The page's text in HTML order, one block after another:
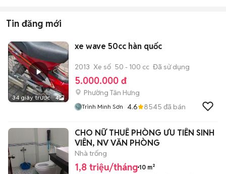
Tin đăng mới
34 giây trước 4
xe wave 50cc hàn quốc
2013 Xe số 50 - 100 cc Đã sử dụng
5.000.000 đ
Phường Tân Hưng
Trình Minh Sơn 4.6 8545 đã bán
CHO NỮ THUÊ PHÒNG ƯU TIÊN SINH
VIÊN, NV VĂN PHÒNG
Nhà trống
1,8 triệu/tháng 10 m²